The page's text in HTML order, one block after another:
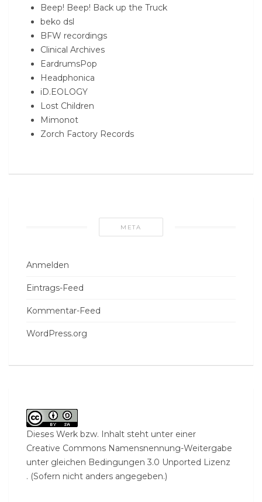
Beep! Beep! Back up the Truck
beko dsl
BFW recordings
Clinical Archives
EardrumsPop
Headphonica
iD.EOLOGY
Lost Children
Mimonot
Zorch Factory Records
META
Anmelden
Eintrags-Feed
Kommentar-Feed
WordPress.org
Dieses Werk bzw. Inhalt steht unter einer
Creative Commons Namensnennung-Weitergabe
unter gleichen Bedingungen 3.0 Unported Lizenz
. (Sofern nicht anders angegeben.)